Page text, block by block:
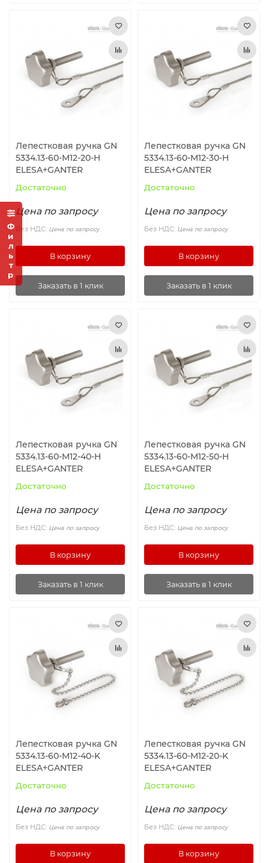
Фильтр
Лепестковая ручка GN
5334.13-60-M12-20-H
ELESA+GANTER
Достаточно
Цена по запросу
Без НДС: Цена по запросу
В корзину
Заказать в 1 клик
Лепестковая ручка GN
5334.13-60-M12-30-H
ELESA+GANTER
Достаточно
Цена по запросу
Без НДС: Цена по запросу
В корзину
Заказать в 1 клик
Лепестковая ручка GN
5334.13-60-M12-40-H
ELESA+GANTER
Достаточно
Цена по запросу
Без НДС: Цена по запросу
В корзину
Заказать в 1 клик
Лепестковая ручка GN
5334.13-60-M12-50-H
ELESA+GANTER
Достаточно
Цена по запросу
Без НДС: Цена по запросу
В корзину
Заказать в 1 клик
Лепестковая ручка GN
5334.13-60-M12-40-K
ELESA+GANTER
Достаточно
Цена по запросу
Без НДС: Цена по запросу
В корзину
Лепестковая ручка GN
5334.13-60-M12-20-K
ELESA+GANTER
Достаточно
Цена по запросу
Без НДС: Цена по запросу
В корзину